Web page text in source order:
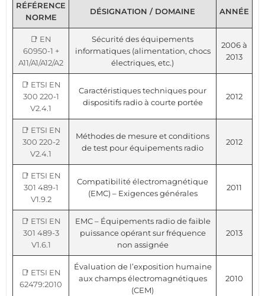
RÉFÉRENCE
NORME
DÉSIGNATION / DOMAINE ANNÉE
📑 EN
60950-1 +
A11/A1/A12/A2
Sécurité des équipements
informatiques (alimentation, chocs
électriques, etc.)
2006 à
2013
📑 ETSI EN
300 220-1
V2.4.1
Caractéristiques techniques pour
dispositifs radio à courte portée
2012
📑 ETSI EN
300 220-2
V2.4.1
Méthodes de mesure et conditions
de test pour équipements radio
2012
📑 ETSI EN
301 489-1
V1.9.2
Compatibilité électromagnétique
(EMC) – Exigences générales
2011
📑 ETSI EN
301 489-3
V1.6.1
EMC – Équipements radio de faible
puissance opérant sur fréquence
non assignée
2013
📑 ETSI EN
62479:2010
Évaluation de l’exposition humaine
aux champs électromagnétiques
(CEM)
2010